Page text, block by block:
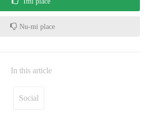
Nu-mi place
In this article
Social